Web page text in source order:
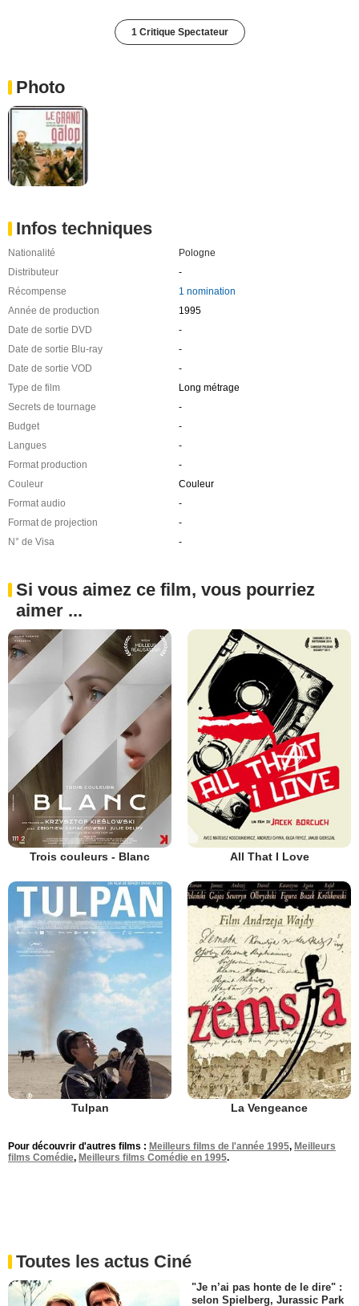
1 Critique Spectateur
Photo
Infos techniques
Nationalité
Pologne
Distributeur
-
Récompense
1 nomination
Année de production
1995
Date de sortie DVD
-
Date de sortie Blu-ray
-
Date de sortie VOD
-
Type de film
Long métrage
Secrets de tournage
-
Budget
-
Langues
-
Format production
-
Couleur
Couleur
Format audio
-
Format de projection
-
N° de Visa
-
Si vous aimez ce film, vous pourriez
aimer ...
Trois couleurs - Blanc All That I Love
Tulpan La Vengeance
Pour découvrir d'autres films : Meilleurs films de l'année 1995, Meilleurs
films Comédie, Meilleurs films Comédie en 1995.
Toutes les actus Ciné
"Je n’ai pas honte de le dire" :
selon Spielberg, Jurassic Park